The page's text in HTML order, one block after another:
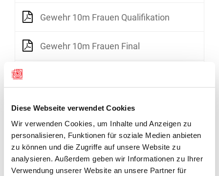
Diese Webseite verwendet Cookies
Wir verwenden Cookies, um Inhalte und Anzeigen zu
personalisieren, Funktionen für soziale Medien anbieten
zu können und die Zugriffe auf unsere Website zu
analysieren. Außerdem geben wir Informationen zu Ihrer
Verwendung unserer Website an unsere Partner für
Gewehr 10m Frauen Qualifikation
Gewehr 10m Frauen Final
Gewehr 10m Männer Final
Gewehr 50m 3x20 Frauen Qualifikation
Gewehr 50m 3x20 Frauen Final